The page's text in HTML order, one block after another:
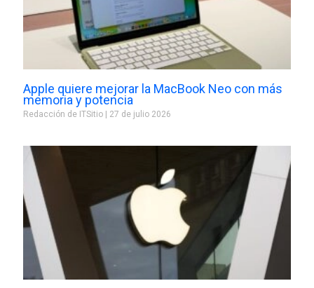
Apple quiere mejorar la MacBook Neo con más
memoria y potencia
Redacción de ITSitio 27 de julio 2026